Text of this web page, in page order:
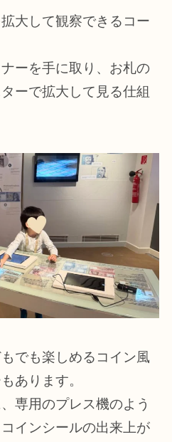
大して観察できるコー
ーを手に取り、お札の
ーで拡大して見る仕組
でも楽しめるコイン風
あります。
専用のプレス機のよう
インシールの出来上が